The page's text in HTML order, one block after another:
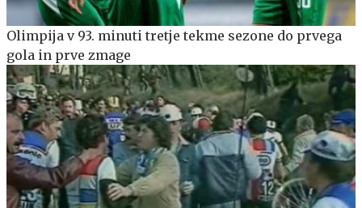
Olimpija v 93. minuti tretje tekme sezone do prvega
gola in prve zmage